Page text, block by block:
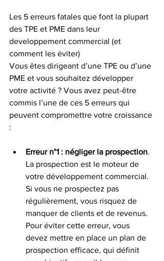
Les 5 erreurs fatales que font la plupart
des TPE et PME dans leur
developpement commercial (et
comment les éviter)
Vous êtes dirigeant d’une TPE ou d’une
PME et vous souhaitez développer
votre activité ? Vous avez peut-être
commis l’une de ces 5 erreurs qui
peuvent compromettre votre croissance
:
Erreur n°1 : négliger la prospection.
La prospection est le moteur de
votre développement commercial.
Si vous ne prospectez pas
régulièrement, vous risquez de
manquer de clients et de revenus.
Pour éviter cette erreur, vous
devez mettre en place un plan de
prospection efficace, qui définit